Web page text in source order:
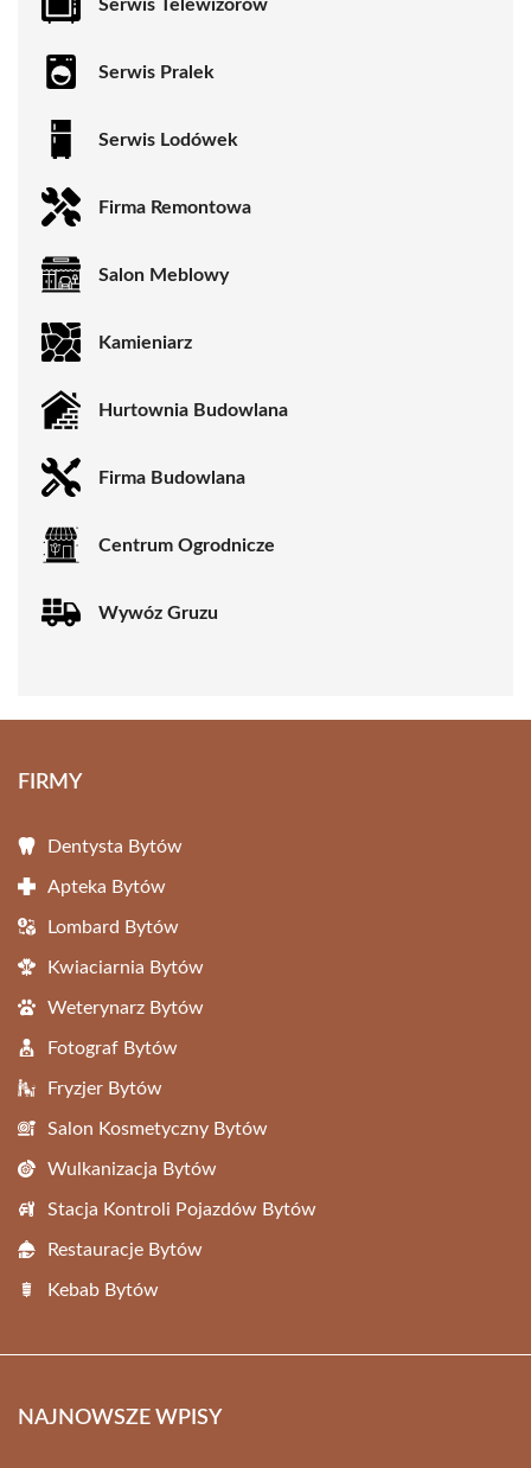
Serwis Telewizorów
Serwis Pralek
Serwis Lodówek
Firma Remontowa
Salon Meblowy
Kamieniarz
Hurtownia Budowlana
Firma Budowlana
Centrum Ogrodnicze
Wywóz Gruzu
FIRMY
Dentysta Bytów
Apteka Bytów
Lombard Bytów
Kwiaciarnia Bytów
Weterynarz Bytów
Fotograf Bytów
Fryzjer Bytów
Salon Kosmetyczny Bytów
Wulkanizacja Bytów
Stacja Kontroli Pojazdów Bytów
Restauracje Bytów
Kebab Bytów
NAJNOWSZE WPISY